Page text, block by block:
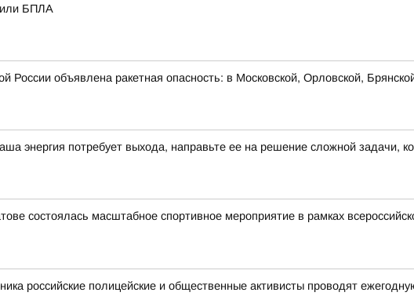
БПЛА
России объявлена ракетная опасность: в Московской, Орловской,
энергия потребует выхода, направьте ее на решение сложной задачи,
состоялась масштабное спортивное мероприятие в рамках
российские полицейские и общественные активисты проводят